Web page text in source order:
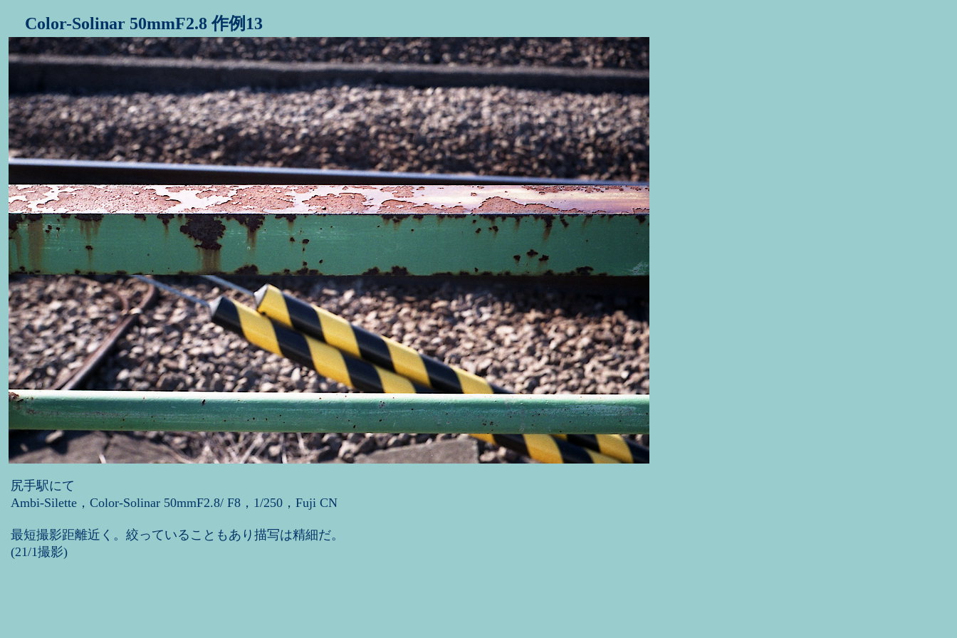
Color-Solinar 50mmF2.8 作例13
尻手駅にて
Ambi-Silette，Color-Solinar 50mmF2.8/ F8，1/250，Fuji CN
最短撮影距離近く。絞っていることもあり描写は精細だ。
(21/1撮影)